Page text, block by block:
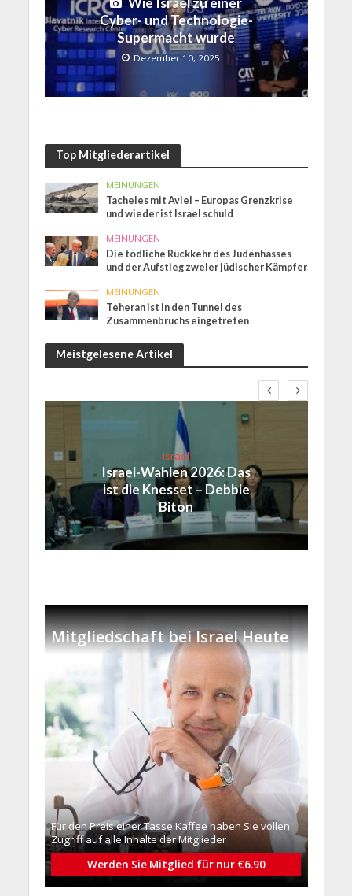
Cyber- und Technologie-
Supermacht wurde
Dezember 10, 2025
Top Mitgliederartikel
MEINUNGEN
Tacheles mit Aviel – Europas Grenzkrise
und wieder ist Israel schuld
MEINUNGEN
Die tödliche Rückkehr des Judenhasses
und der Aufstieg zweier jüdischer Kämpfer
MEINUNGEN
Teheran ist in den Tunnel des
Zusammenbruchs eingetreten
Meistgelesene Artikel
Israel
Israel-Wahlen 2026: Das
ist die Knesset – Debbie
Biton
Mitgliedschaft bei Israel Heute
Für den Preis einer Tasse Kaffee haben Sie vollen
Zugriff auf alle Inhalte der Mitglieder
Werden Sie Mitglied für nur €6.90